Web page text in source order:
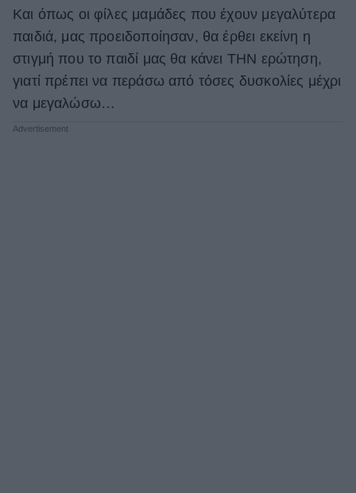
Και όπως οι φίλες μαμάδες που έχουν μεγαλύτερα
παιδιά, μας προειδοποίησαν, θα έρθει εκείνη η
στιγμή που το παιδί μας θα κάνει ΤΗΝ ερώτηση,
γιατί πρέπει να περάσω από τόσες δυσκολίες μέχρι
να μεγαλώσω…